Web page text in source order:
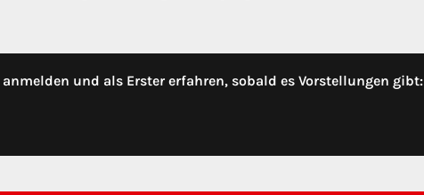
und als Erster erfahren, sobald es Vorstellungen gibt: